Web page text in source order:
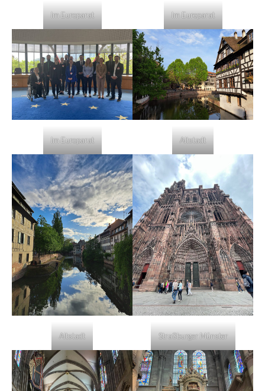
Im Europarat Im Europarat
Im Europarat Altstadt
Altstadt Straßburger Münster